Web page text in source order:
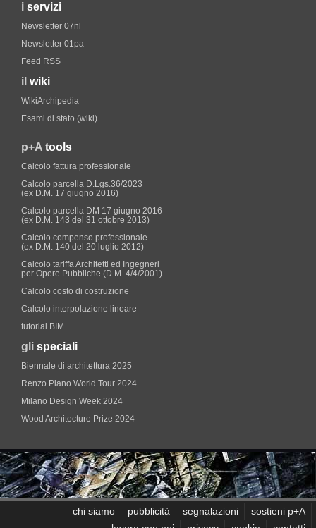
i servizi
Newsletter 07nl
Newsletter 01pa
Feed RSS
il wiki
WikiArchipedia
Esami di stato (wiki)
p+A tools
Calcolo fattura professionale
Calcolo parcella D.Lgs.36/2023
(ex D.M. 17 giugno 2016)
Calcolo parcella DM 17 giugno 2016
(ex D.M. 143 del 31 ottobre 2013)
Calcolo compenso professionale
(ex D.M. 140 del 20 luglio 2012)
Calcolo tariffa Architetti ed Ingegneri
per Opere Pubbliche (D.M. 4/4/2001)
Calcolo costo di costruzione
Calcolo interpolazione lineare
tutorial BIM
gli speciali
Biennale di architettura 2025
Renzo Piano World Tour 2024
Milano Design Week 2024
Wood Architecture Prize 2024
chi siamo pubblicità segnalazioni
sostieni p+A